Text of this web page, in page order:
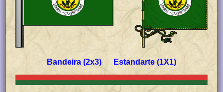
Bandeira (2x3) Estandarte (1X1)